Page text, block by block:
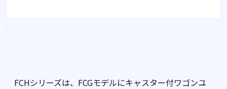
FCHシリーズは、FCGモデルにキャスター付ワゴンユ